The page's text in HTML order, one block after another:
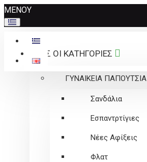
Σημείωση:
Αυτός
ο
ιστότοπος
περιλαμβάνει
ΜΕΝΟΥ
ΟΛΕΣ ΟΙ ΚΑΤΗΓΟΡΙΕΣ
ΓΥΝΑΙΚΕΙΑ ΠΑΠΟΥΤΣΙΑ
Σανδάλια
Εσπαντρτίγιες
Νέες Αφίξεις
Φλατ